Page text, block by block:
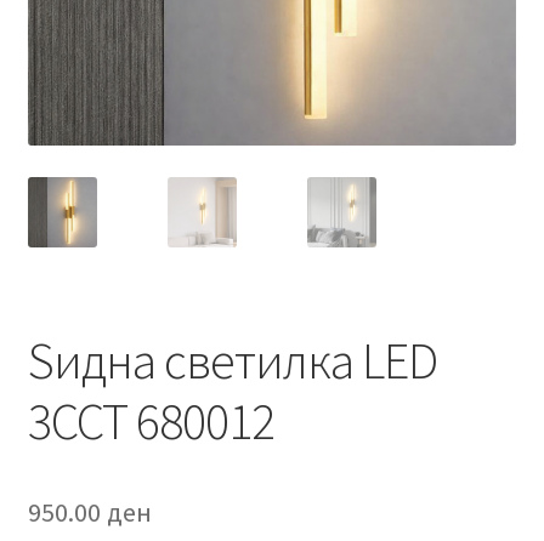
Ѕидна светилка LED
3CCT 680012
950.00 ден